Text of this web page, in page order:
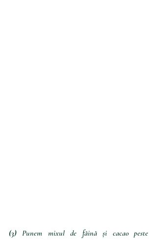
(3) Punem mixul de făină și cacao peste